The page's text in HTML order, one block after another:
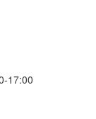
17:00